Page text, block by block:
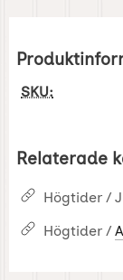
SKU:
Relaterade
Högtider /
Högtider /